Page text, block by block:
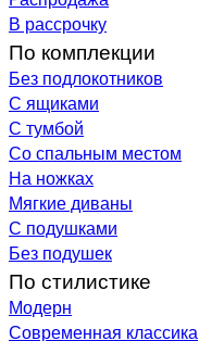
В рассрочку
По комплекции
Без подлокотников
С ящиками
С тумбой
Со спальным местом
На ножках
Мягкие диваны
С подушками
Без подушек
По стилистике
Модерн
Современная классика